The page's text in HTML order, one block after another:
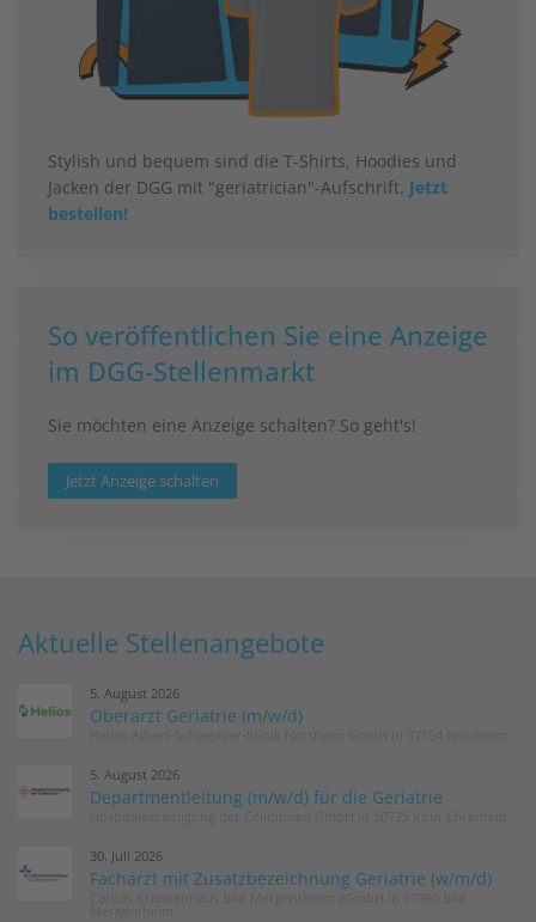
Stylish und bequem sind die T-Shirts, Hoodies und
Jacken der DGG mit "geriatrician"-Aufschrift. Jetzt
bestellen!
So veröffentlichen Sie eine Anzeige
im DGG-Stellenmarkt
Sie möchten eine Anzeige schalten? So geht's!
Jetzt Anzeige schalten
Aktuelle Stellenangebote
5. August 2026
Oberarzt Geriatrie (m/w/d)
5. August 2026
Departmentleitung (m/w/d) für die Geriatrie
30. Juli 2026
Facharzt mit Zusatzbezeichnung Geriatrie (w/m/d)